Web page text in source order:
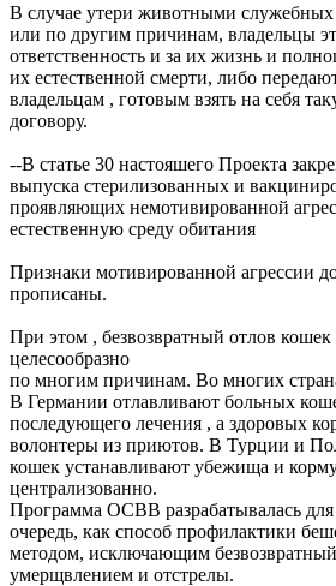
В случае утери животными служебных
или по другим причинам, владельцы
ответственность и за их жизнь и
их естественной смерти, либо
владельцам , готовым взять на себя
договору.
--В статье 30 настояшего Проекта
выпуска стерилизованных и
проявляющих немотивированной
естественную среду обитания
Признаки мотивированной агрессии
прописаны.
При этом , безвозвратный отлов кошек
целесообразно
по многим причинам. Во многих
В Германии отлавливают больных
последующего лечения , а здоровых
волонтеры из приютов. В Турции и
кошек устанавливают убежища и
централизованно.
Программа ОСВВ разрабатывалась
очередь, как способ профилактики
методом, исключающим
умерщвлением и отстрелы.